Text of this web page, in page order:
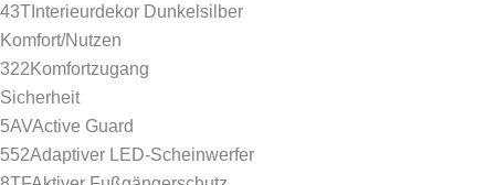
43T Interieurdekor Dunkelsilber
Komfort/Nutzen
322 Komfortzugang
Sicherheit
5AVActive Guard
552Adaptiver LED-Scheinwerfer